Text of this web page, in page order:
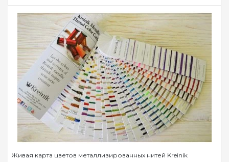
Бренд
Kreinik
Страна-производитель
США
Метраж
Состав
металлизированный
полиэстер
Живая карта цветов металлизированных нитей Kreinik